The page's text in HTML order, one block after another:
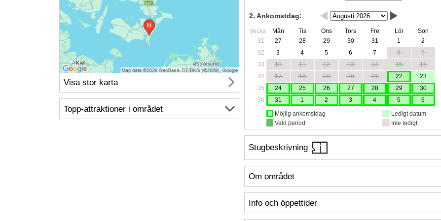
2. Ankomstdag:
Vecka Mån Tis Ons Tors Fre Lör
Sön
31
27 28 29 30 31 1
2
32
3 4 5 6 7 8
9
33
10 11 12 13 14 15
16
34
17 18 19 20 21 22
23
35
24 25 26 27 28 29
30
36
31 1 2 3 4 5
6
Möjlig ankomstdag
Vald period
Ledigt datum
Inte ledigt
Stugbeskrivning
Om området
Info och öppettider
Visa stor karta
Topp-attraktioner i området